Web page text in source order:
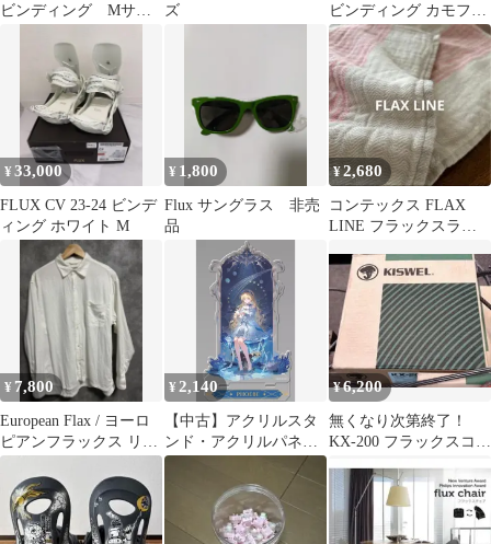
ビンディング Mサイ
ズ
ビンディング カモフラ
ージュMサイズ
¥33,000
FLUX CV 23-24 ビンデ
ィング ホワイト M
¥ 1,800
Flux サングラス 非売
品
¥2,680
コンテックス FLAX
LINE フラックスライ
ック 1枚
¥ 7,800
European Flax / ヨーロ
ピアンフラックス リネ
¥ 2,140
【中古】アクリルスタ
ンド・アクリルパネル
フィービーベルベット
フラックスシリーズ ア
クリルスタンド 「鳴
¥6,200
無くなり次第終了！
KX-200 フラックスコア